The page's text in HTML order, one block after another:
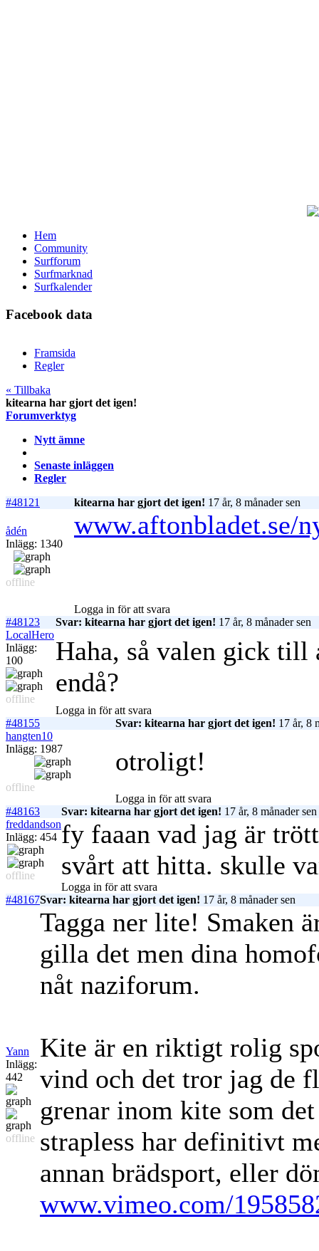
Hem
Community
Surfforum
Surfmarknad
Surfkalender
Facebook data
Framsida
Regler
« Tillbaka
kitearna har gjort det igen!
Forumverktyg
Nytt ämne
Senaste inläggen
Regler
#48121
kitearna har gjort det igen! 17 år, 8 månader sen
ådén
Inlägg: 1340
offline
www.aftonbladet.se/
Logga in för att svara
#48123
Svar: kitearna har gjort det igen! 17 år, 8 månader sen
LocalHero
Inlägg:
100
offline
Haha, så valen gick till
endå?
Logga in för att svara
#48155
Svar: kitearna har gjort det igen! 17 år, 8
hangten10
Inlägg: 1987
offline
otroligt!
Logga in för att svara
#48163
Svar: kitearna har gjort det igen! 17 år, 8 månader sen
freddandson
Inlägg: 454
offline
fy faaan vad jag är
svårt att hitta. skulle
Logga in för att svara
#48167Svar: kitearna har gjort det igen! 17 år, 8 månader sen
Yann
Inlägg:
442
offline
Tagga ner lite! Smaken
gilla det men dina
nåt naziforum.
Kite är en riktigt rolig
vind och det tror jag de
grenar inom kite som
strapless har definitivt
annan brädsport, eller
www.vimeo.com/